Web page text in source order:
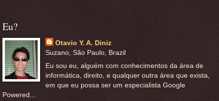
Eu?
Otavio Y. A. Diniz
Suzano, São Paulo, Brazil
Eu sou eu, alguém com conhecimentos da área de
informática, direito, e qualquer outra área que exista,
em que eu possa ser um especialista Google
Powered...